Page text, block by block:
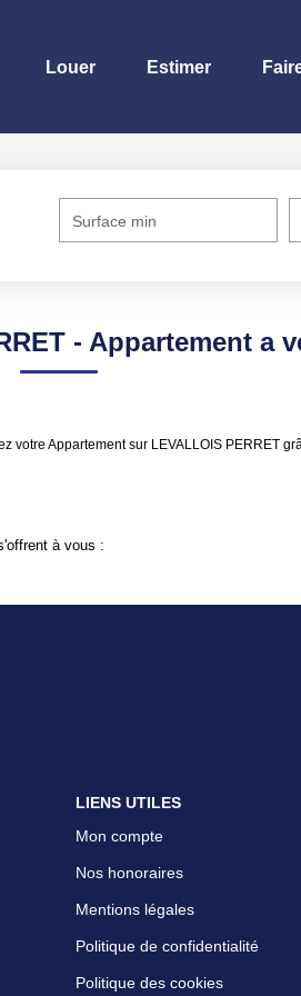
Louer Estimer
Surface min
- Appartement a
Appartement sur LEVALLOIS PERRET
à vous :
LIENS UTILES
Mon compte
Nos honoraires
Mentions légales
Politique de confidentialité
Politique des cookies